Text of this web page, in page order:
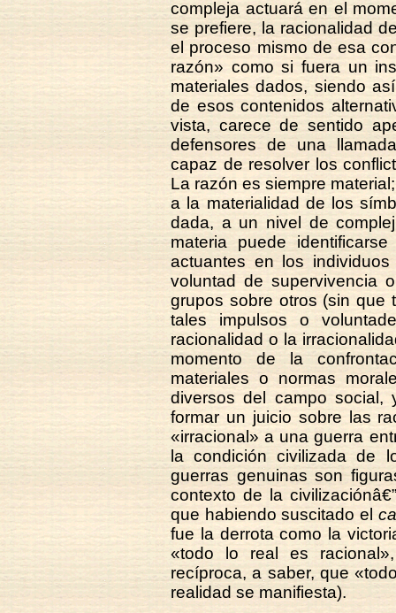
compleja actuará en el
se prefiere, la racionalidad
el proceso mismo de esa
razón» como si fuera un
materiales dados, siendo
de esos contenidos
vista, carece de sentido
defensores de una
capaz de resolver los
La razón es siempre
a la materialidad de los
dada, a un nivel de
materia puede
actuantes en los
voluntad de supervivencia
grupos sobre otros (sin que
tales impulsos o
racionalidad o la
momento de la
materiales o normas
diversos del campo social,
formar un juicio sobre las
«irracional» a una guerra
la condición civilizada de
guerras genuinas son
contexto de la
que habiendo suscitado el
fue la derrota como la
«todo lo real es
recíproca, a saber, que
realidad se manifiesta).